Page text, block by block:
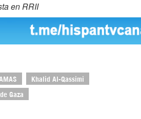
en RRII
Khalid Al-Qassimi
Gaza